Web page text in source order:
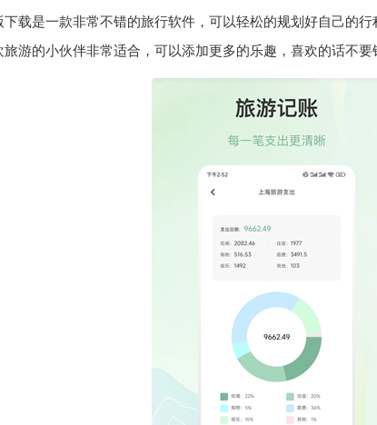
下载是一款非常不错的旅行软件，可以轻松的规划好自己的
游的小伙伴非常适合，可以添加更多的乐趣，喜欢的话不要